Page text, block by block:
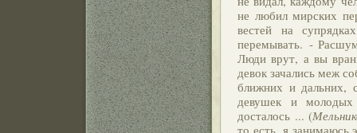
не любил мирских
вестей на
перемывать. -
Люди врут, а вы
девок зачались меж
ближних и дальних,
девушек и
досталось ... (
то есть, я занимаюсь